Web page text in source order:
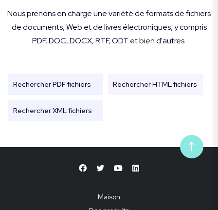
Nous prenons en charge une variété de formats de fichiers
de documents, Web et de livres électroniques, y compris
PDF, DOC, DOCX, RTF, ODT et bien d'autres.
Rechercher PDF fichiers Rechercher HTML fichiers
Rechercher XML fichiers
Maison